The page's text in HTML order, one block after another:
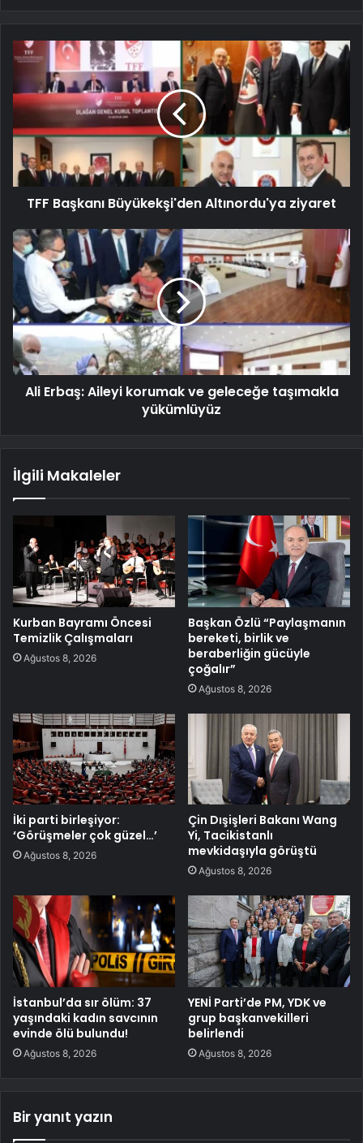
TFF Başkanı Büyükekşi'den Altınordu'ya ziyaret
Ali Erbaş: Aileyi korumak ve geleceğe taşımakla
yükümlüyüz
İlgili Makaleler
Kurban Bayramı Öncesi
Temizlik Çalışmaları
Ağustos 8, 2026
Başkan Özlü “Paylaşmanın
bereketi, birlik ve
beraberliğin gücüyle
çoğalır”
Ağustos 8, 2026
İki parti birleşiyor:
‘Görüşmeler çok güzel…’
Ağustos 8, 2026
Çin Dışişleri Bakanı Wang
Yi, Tacikistanlı
mevkidaşıyla görüştü
Ağustos 8, 2026
İstanbul’da sır ölüm: 37
yaşındaki kadın savcının
evinde ölü bulundu!
Ağustos 8, 2026
YENİ Parti’de PM, YDK ve
grup başkanvekilleri
belirlendi
Ağustos 8, 2026
Bir yanıt yazın